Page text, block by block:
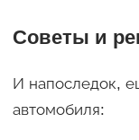
Советы и
И напоследок,
автомобиля: